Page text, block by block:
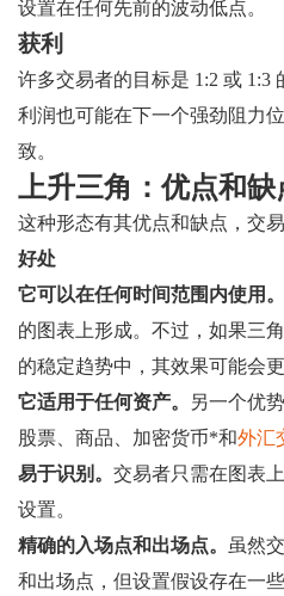
设置在任何先前的波动低点。
获利
许多交易者的目标是 1:2 或 1:3
利润也可能在下一个强劲阻力
致。
上升三角：优点和缺
这种形态有其优点和缺点，交
好处
它可以在任何时间范围内使用。
的图表上形成。不过，如果三
的稳定趋势中，其效果可能会更
它适用于任何资产。
另一个优
股票、商品、加密货币*和外汇
易于识别。 交易者只需在图表
设置。
精确的入场点和出场点。
虽然
和出场点，但设置假设存在一